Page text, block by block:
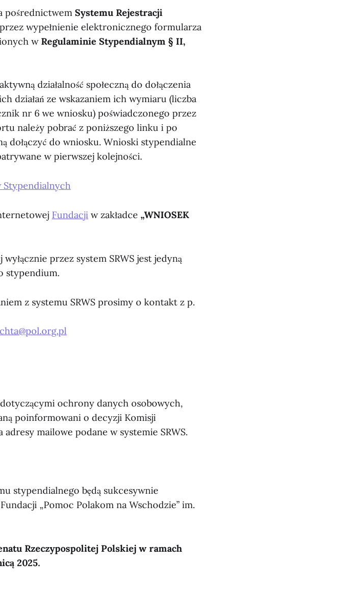
pośrednictwem Systemu Rejestracji
wypełnienie elektronicznego formularza
w Regulaminie Stypendialnym § II,
działalność społeczną do dołączenia
działań ze wskazaniem ich wymiaru (liczba
nr 6 we wniosku) poświadczonego przez
należy pobrać z poniższego linku i po
dołączyć do wniosku. Wnioski stypendialne
w pierwszej kolejności.
Stypendialnych
Fundacji w zakładce „WNIOSEK
przez system SRWS jest jedyną
stypendium.
z systemu SRWS prosimy o kontakt z p.
ochrony danych osobowych,
poinformowani o decyzji Komisji
mailowe podane w systemie SRWS.
stypendialnego będą sukcesywnie
„Pomoc Polakom na Wschodzie” im.
Rzeczypospolitej Polskiej w ramach
2025.